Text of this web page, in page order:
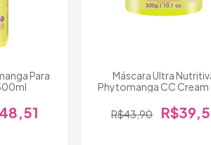
Para
Máscara Ultra
Phytomanga CC Cream
R$43,90